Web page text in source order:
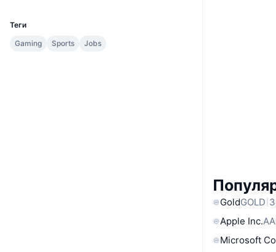
Теги
Gaming
Sports Jobs
GoldGOLD
Apple Inc.
Microsoft